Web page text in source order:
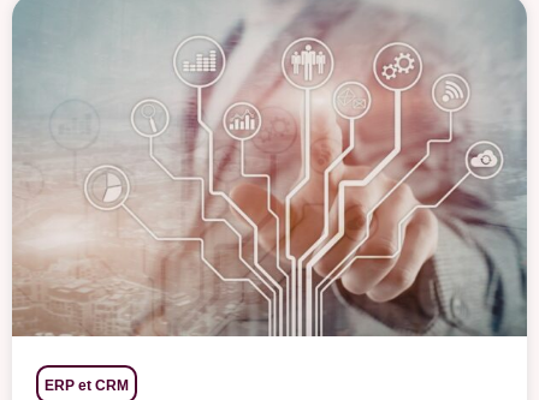
ERP et CRM